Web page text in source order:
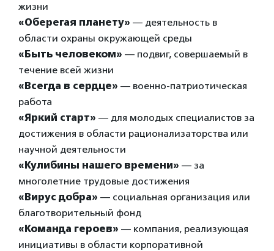
жизни
«Оберегая планету» — деятельность в
области охраны окружающей среды
«Быть человеком» — подвиг, совершаемый в
течение всей жизни
«Всегда в сердце» — военно-патриотическая
работа
«Яркий старт» — для молодых специалистов за
достижения в области рационализаторства или
научной деятельности
«Кулибины нашего времени» — за
многолетние трудовые достижения
«Вирус добра» — социальная организация или
благотворительный фонд
«Команда героев» — компания, реализующая
инициативы в области корпоративной